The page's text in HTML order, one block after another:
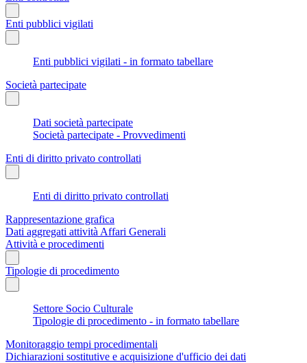
Enti pubblici vigilati
Enti pubblici vigilati - in formato tabellare
Società partecipate
Dati società partecipate
Società partecipate - Provvedimenti
Enti di diritto privato controllati
Enti di diritto privato controllati
Rappresentazione grafica
Dati aggregati attività Affari Generali
Attività e procedimenti
Tipologie di procedimento
Settore Socio Culturale
Tipologie di procedimento - in formato tabellare
Monitoraggio tempi procedimentali
Dichiarazioni sostitutive e acquisizione d'ufficio dei dati